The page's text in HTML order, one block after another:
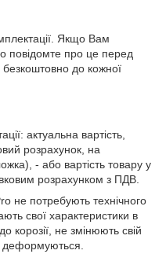
Якщо Вам
повідомте про це перед
до кожної
актуальна вартість,
розрахунок, на
- або вартість товару у
розрахунком з ПДВ.
не потребують технічного
свої характеристики в
корозії, не змінюють свій
деформуються.